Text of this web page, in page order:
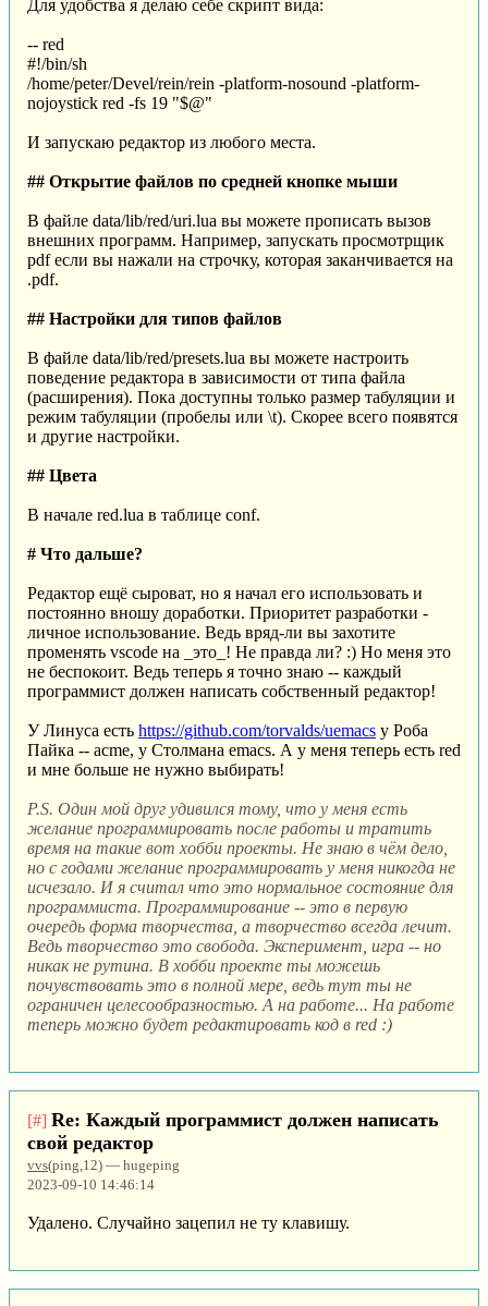
Для удобства я делаю себе скрипт вида:
-- red
#!/bin/sh
/home/peter/Devel/rein/rein -platform-nosound -platform-
nojoystick red -fs 19 "$@"
И запускаю редактор из любого места.
## Открытие файлов по средней кнопке мыши
В файле data/lib/red/uri.lua вы можете прописать вызов
внешних программ. Например, запускать просмотрщик
pdf если вы нажали на строчку, которая заканчивается на
.pdf.
## Настройки для типов файлов
В файле data/lib/red/presets.lua вы можете настроить
поведение редактора в зависимости от типа файла
(расширения). Пока доступны только размер табуляции и
режим табуляции (пробелы или \t). Скорее всего появятся
и другие настройки.
## Цвета
В начале red.lua в таблице conf.
# Что дальше?
Редактор ещё сыроват, но я начал его использовать и
постоянно вношу доработки. Приоритет разработки -
личное использование. Ведь вряд-ли вы захотите
променять vscode на _это_! Не правда ли? :) Но меня это
не беспокоит. Ведь теперь я точно знаю -- каждый
программист должен написать собственный редактор!
У Линуса есть https://github.com/torvalds/uemacs у Роба
Пайка -- acme, у Столмана emacs. А у меня теперь есть red
и мне больше не нужно выбирать!
P.S. Один мой друг удивился тому, что у меня есть
желание программировать после работы и тратить
время на такие вот хобби проекты. Не знаю в чём дело,
но с годами желание программировать у меня никогда не
исчезало. И я считал что это нормальное состояние для
программиста. Программирование -- это в первую
очередь форма творчества, а творчество всегда лечит.
Ведь творчество это свобода. Эксперимент, игра -- но
никак не рутина. В хобби проекте ты можешь
почувствовать это в полной мере, ведь тут ты не
ограничен целесообразностью. А на работе... На работе
теперь можно будет редактировать код в red :)
[#] Re: Каждый программист должен написать
свой редактор
vvs(ping,12) — hugeping
2023-09-10 14:46:14
Удалено. Случайно зацепил не ту клавишу.